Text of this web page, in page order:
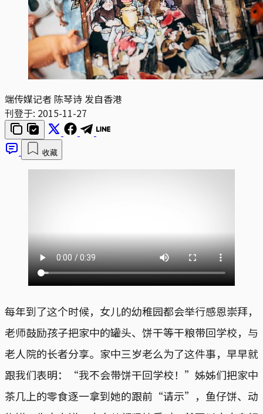
端传媒记者 陈琴诗 发自香港
刊登于: 2015-11-27
收藏
每年到了这个时候，女儿的幼稚园都会举行感恩崇拜，
老师鼓励孩子把家中的罐头、饼干等干粮带回学校，与
老人院的长者分享。家中三岁老么为了这件事，早早就
跟我们表明：“我不会带饼干回学校！”姊姊们把家中
茶几上的零食逐一拿到她的跟前“请示”，鱼仔饼、动